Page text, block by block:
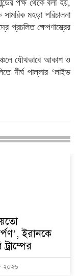
পক্ষ থেকে বলা হয়,
সামরিক মহড়া পরিচালনা
প্রচলিত ক্ষেপণাস্ত্রের
যৌথভাবে আকাশ ও
দীর্ঘ পাল্লার ‘লাইভ
ইরানকে
২০২৬